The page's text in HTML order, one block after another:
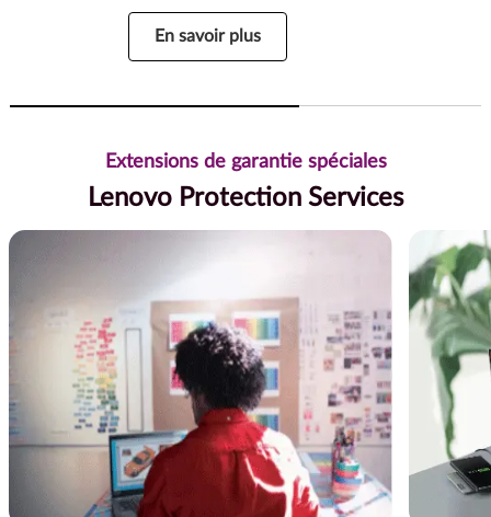
En savoir plus
Extensions de garantie spéciales
Lenovo Protection Services